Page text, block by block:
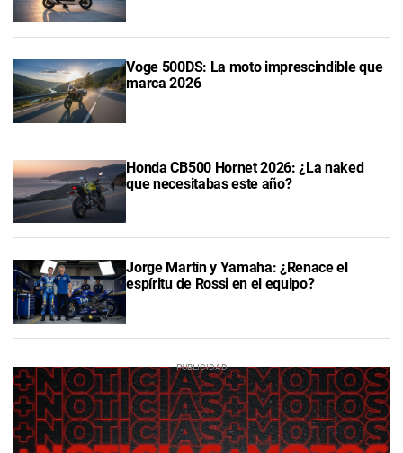
Voge 500DS: La moto imprescindible que
marca 2026
Honda CB500 Hornet 2026: ¿La naked
que necesitabas este año?
Jorge Martín y Yamaha: ¿Renace el
espíritu de Rossi en el equipo?